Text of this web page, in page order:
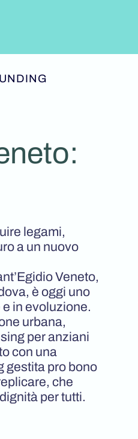
legami,
a un nuovo
Veneto,
è oggi uno
in evoluzione.
urbana,
per anziani
con una
gestita pro bono
che
per tutti.